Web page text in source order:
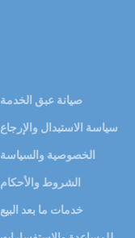
صيانة عبق الخدمة
سياسة الاستبدال والإرجاع
الخصوصية والسياسة
الشروط والأحكام
خدمات ما بعد البيع